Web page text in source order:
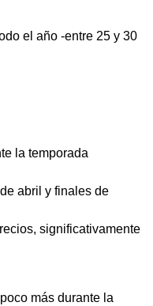
el año -entre 25 y 30
la temporada
abril y finales de
significativamente
más durante la